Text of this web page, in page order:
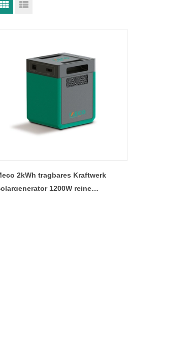
2kWh tragbares Kraftwerk
1200W reine